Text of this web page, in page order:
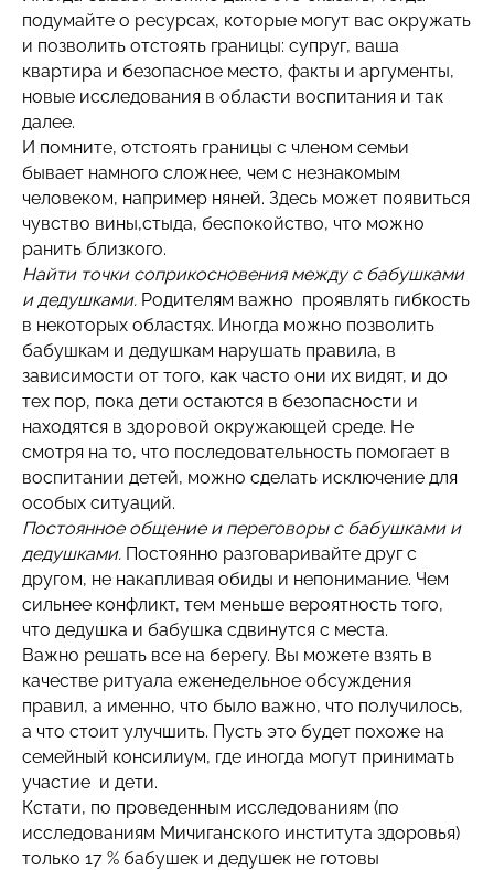
подумайте о ресурсах, которые могут вас окружать
и позволить отстоять границы: супруг, ваша
квартира и безопасное место, факты и аргументы,
новые исследования в области воспитания и так
далее.
И помните, отстоять границы с членом семьи
бывает намного сложнее, чем с незнакомым
человеком, например няней. Здесь может появиться
чувство вины,стыда, беспокойство, что можно
ранить близкого.
Найти точки соприкосновения между с бабушками
и дедушками. Родителям важно проявлять гибкость
в некоторых областях. Иногда можно позволить
бабушкам и дедушкам нарушать правила, в
зависимости от того, как часто они их видят, и до
тех пор, пока дети остаются в безопасности и
находятся в здоровой окружающей среде. Не
смотря на то, что последовательность помогает в
воспитании детей, можно сделать исключение для
особых ситуаций.
Постоянное общение и переговоры с бабушками и
дедушками. Постоянно разговаривайте друг с
другом, не накапливая обиды и непонимание. Чем
сильнее конфликт, тем меньше вероятность того,
что дедушка и бабушка сдвинутся с места.
Важно решать все на берегу. Вы можете взять в
качестве ритуала еженедельное обсуждения
правил, а именно, что было важно, что получилось,
а что стоит улучшить. Пусть это будет похоже на
семейный консилиум, где иногда могут принимать
участие и дети.
Кстати, по проведенным исследованиям (по
исследованиям Мичиганского института здоровья)
только 17 % бабушек и дедушек не готовы